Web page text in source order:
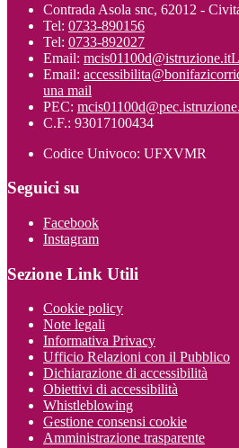
Contrada Asola snc, 62012 -
Tel: 0733-890156
Tel: 0733-892027
Email: mcis01100d@istruzione.it
Email:
una mail
PEC:
C.F.: 93017100434
Codice Univoco: UFXVMR
Seguici su
Facebook
Instagram
Sezione Link Utili
Cookie policy
Note legali
Informativa Privacy
Ufficio Relazioni con il Pubblico
Dichiarazione di accessibilità
Obiettivi di accessibilità
Whistleblowing
Gestione consensi cookie
Amministrazione trasparente